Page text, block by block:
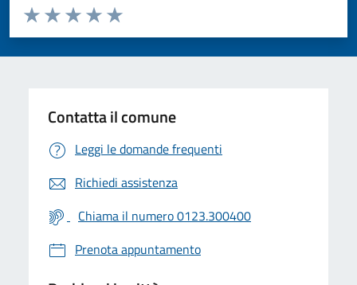
Valuta da 1 a 5 stelle la pagina
Valuta 5 stelle su 5
Valuta 4 stelle su 5
Valuta 3 stelle su 5
Valuta 2 stelle su 5
Valuta 1 stelle su 5
Contatta il comune
Leggi le domande frequenti
Richiedi assistenza
Chiama il numero 0123.300400
Prenota appuntamento